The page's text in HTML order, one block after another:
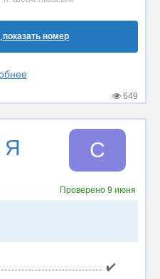
показать номер
649
Я С
Проверено 9 июня
✔️